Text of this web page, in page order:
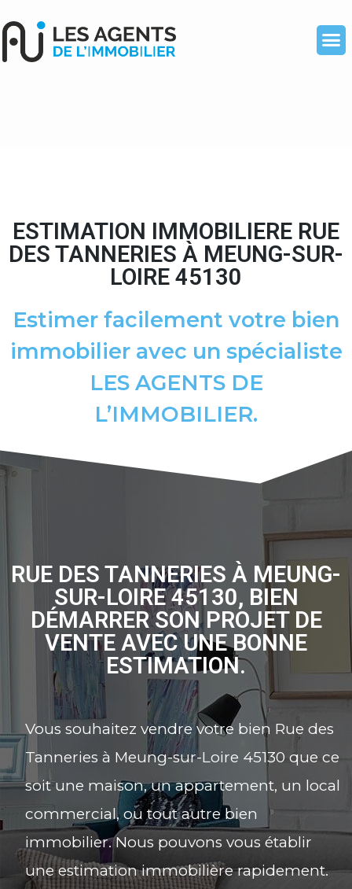
ESTIMATION IMMOBILIERE RUE
DES TANNERIES À MEUNG-SUR-
LOIRE 45130
Estimer facilement votre bien
immobilier avec un spécialiste
LES AGENTS DE
L’IMMOBILIER.
RUE DES TANNERIES À MEUNG-
SUR-LOIRE 45130, BIEN
DÉMARRER SON PROJET DE
VENTE AVEC UNE BONNE
ESTIMATION.
Vous souhaitez vendre votre bien Rue des
Tanneries à Meung-sur-Loire 45130 que ce
soit une maison, un appartement, un local
commercial, ou tout autre bien
immobilier. Nous pouvons vous établir
une estimation immobilière rapidement.